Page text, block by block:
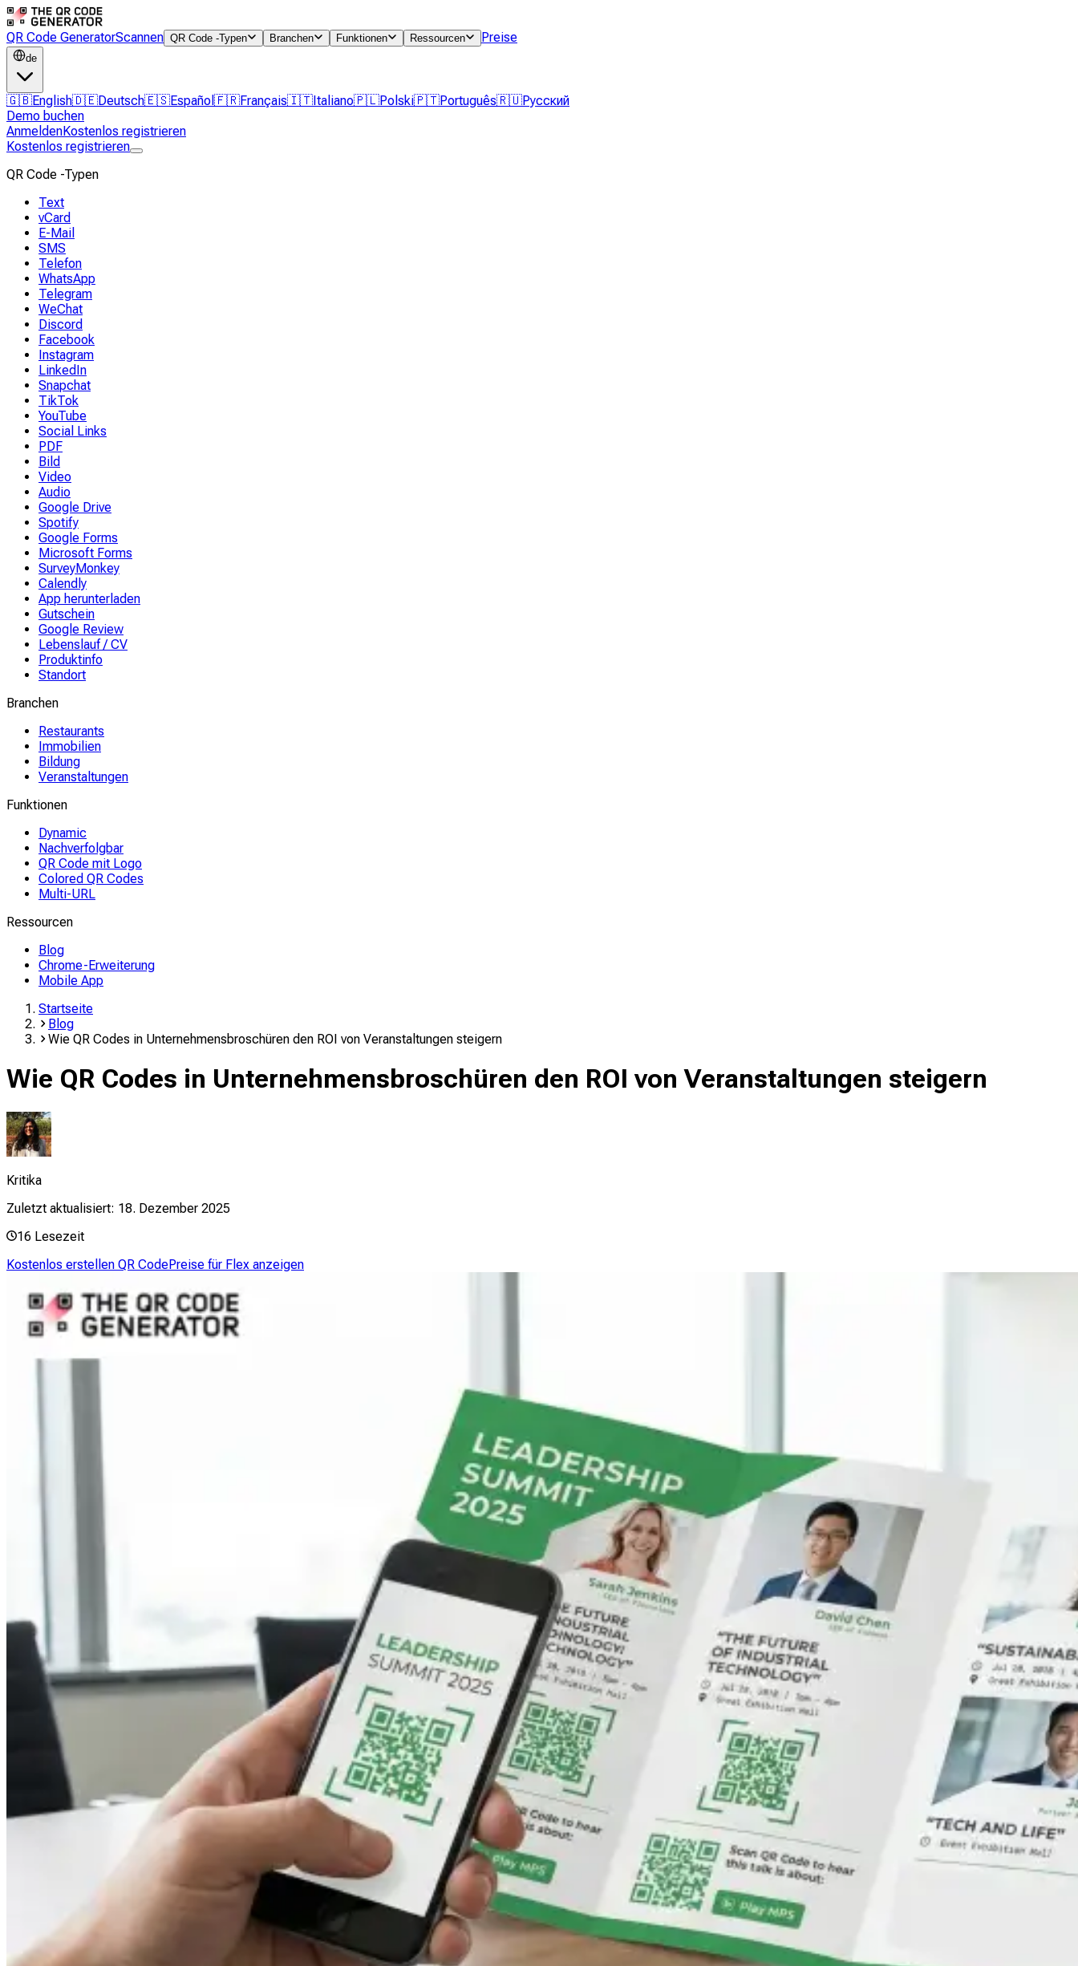
QR Code GeneratorScannen QR Code -Typen Branchen Funktionen Ressourcen Preise
de
🇬🇧English🇩🇪Deutsch🇪🇸Español 🇫🇷Français🇮🇹Italiano🇵🇱Polski🇵🇹Português🇷🇺Русский
Demo buchen
AnmeldenKostenlos registrieren
Kostenlos registrieren
QR Code -Typen
Text
vCard
E-Mail
SMS
Telefon
WhatsApp
Telegram
WeChat
Discord
Facebook
Instagram
LinkedIn
Snapchat
TikTok
YouTube
Social Links
PDF
Bild
Video
Audio
Google Drive
Spotify
Google Forms
Microsoft Forms
SurveyMonkey
Calendly
App herunterladen
Gutschein
Google Review
Lebenslauf / CV
Produktinfo
Standort
Branchen
Restaurants
Immobilien
Bildung
Veranstaltungen
Funktionen
Dynamic
Nachverfolgbar
QR Code mit Logo
Colored QR Codes
Multi-URL
Ressourcen
Blog
Chrome-Erweiterung
Mobile App
Startseite
Blog
Wie QR Codes in Unternehmensbroschüren den ROI von Veranstaltungen steigern
Wie QR Codes in Unternehmensbroschüren den ROI von Veranstaltungen steigern
Kritika
Zuletzt aktualisiert: 18. Dezember 2025
16 Lesezeit
Kostenlos erstellen QR CodePreise für Flex anzeigen